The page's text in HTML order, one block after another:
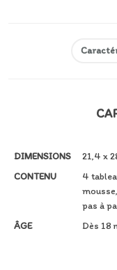
DIMENSIONS
21,4 x
CONTENU
4
pas à
ÂGE
Dès 18